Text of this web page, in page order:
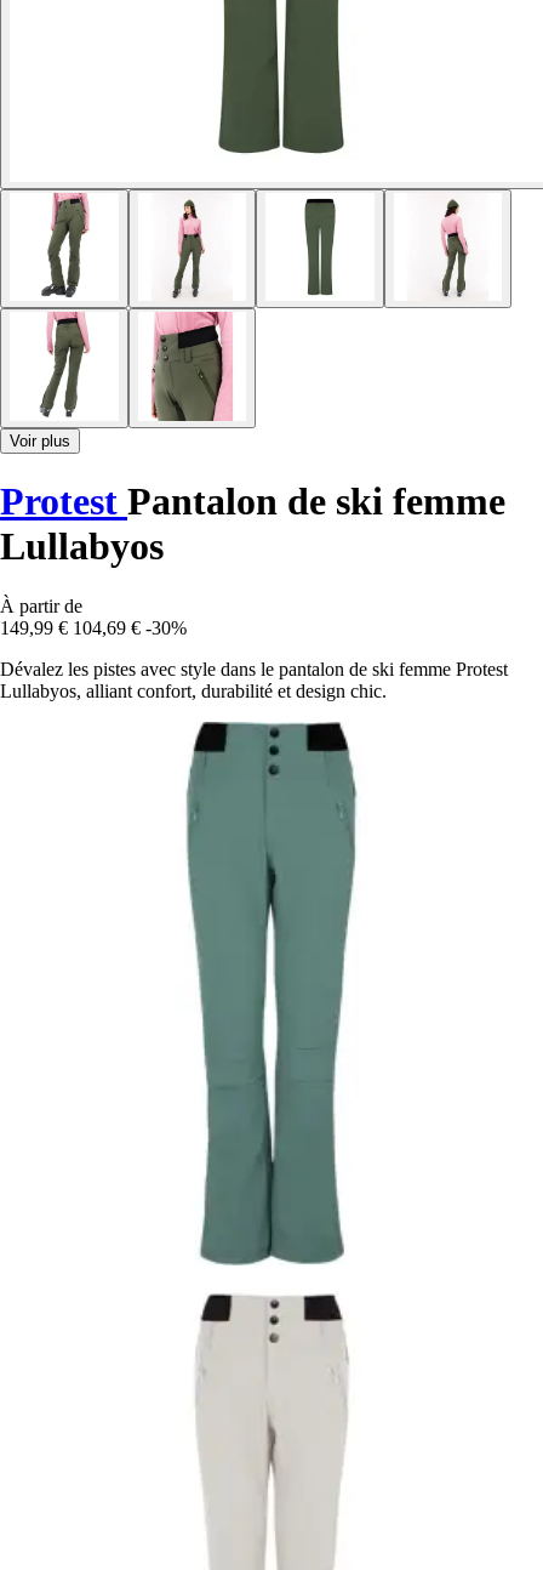
Voir plus
Protest Pantalon de ski femme
Lullabyos
À partir de
149,99 € 104,69 € -30%
Dévalez les pistes avec style dans le pantalon de ski femme Protest
Lullabyos, alliant confort, durabilité et design chic.